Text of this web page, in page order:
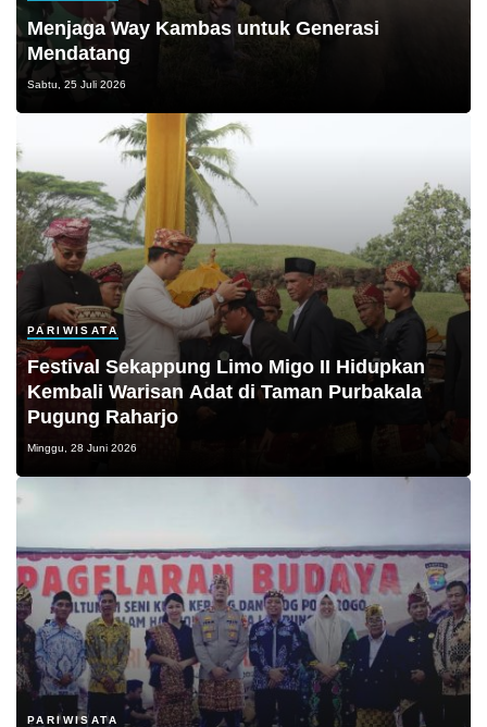
Menjaga Way Kambas untuk Generasi
Mendatang
Sabtu, 25 Juli 2026
PARIWISATA
Festival Sekappung Limo Migo II Hidupkan
Kembali Warisan Adat di Taman Purbakala
Pugung Raharjo
Minggu, 28 Juni 2026
PARIWISATA